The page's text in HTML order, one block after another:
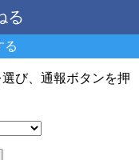
る
る
び、通報ボタンを押